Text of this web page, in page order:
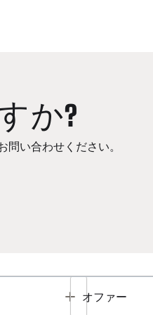
か?
問い合わせください。
Toggle
オファー